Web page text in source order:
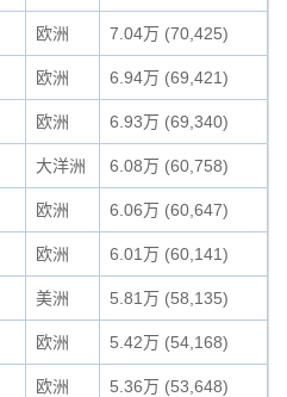
欧洲 7.04万 (70,425)
欧洲 6.94万 (69,421)
欧洲 6.93万 (69,340)
大洋洲 6.08万 (60,758)
欧洲 6.06万 (60,647)
欧洲 6.01万 (60,141)
美洲 5.81万 (58,135)
欧洲 5.42万 (54,168)
欧洲 5.36万 (53,648)